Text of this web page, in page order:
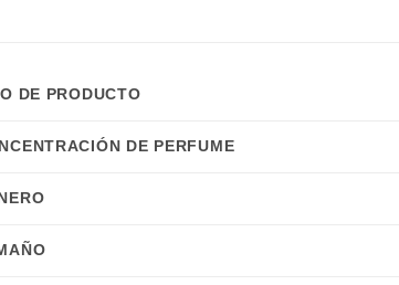
DE PRODUCTO
DE PERFUME